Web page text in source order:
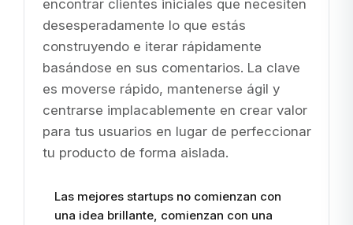
encontrar clientes iniciales que necesiten
desesperadamente lo que estás
construyendo e iterar rápidamente
basándose en sus comentarios. La clave
es moverse rápido, mantenerse ágil y
centrarse implacablemente en crear valor
para tus usuarios en lugar de perfeccionar
tu producto de forma aislada.
Las mejores startups no comienzan con
una idea brillante, comienzan con una